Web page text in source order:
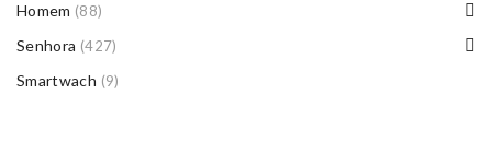
Homem (88)
Senhora (427)
Smartwach (9)